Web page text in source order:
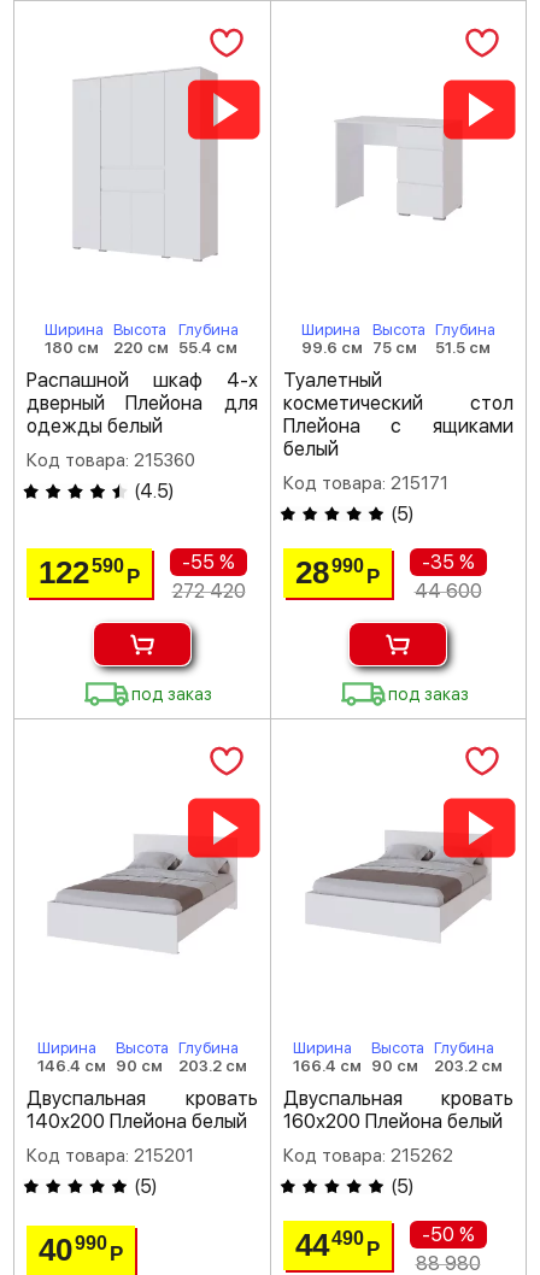
Ширина
180 см
Высота
220 см
Глубина
55.4 см
Распашной шкаф 4-х
дверный Плейона для
одежды белый
Код товара: 215360
(4.5)
122590Р
-55 %
272 420
под заказ
Ширина
99.6 см
Высота
75 см
Глубина
51.5 см
Туалетный
косметический стол
Плейона с ящиками
белый
Код товара: 215171
(5)
28990 Р
-35 %
44 600
под заказ
Ширина
146.4 см
Высота
90 см
Глубина
203.2 см
Двуспальная кровать
140х200 Плейона белый
Код товара: 215201
(5)
40990Р
Ширина
166.4 см
Высота
90 см
Глубина
203.2 см
Двуспальная кровать
160х200 Плейона белый
Код товара: 215262
(5)
44490 Р
-50 %
88 980